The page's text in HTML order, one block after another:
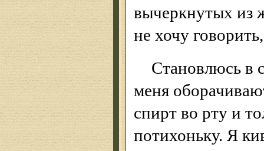
вычеркнутых из
не хочу
Становлюсь в
меня
спирт во рту и
потихоньку. Я